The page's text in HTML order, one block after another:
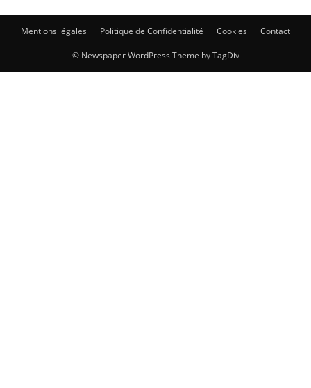
Mentions légales Politique de Confidentialité Cookies Contact
© Newspaper WordPress Theme by TagDiv